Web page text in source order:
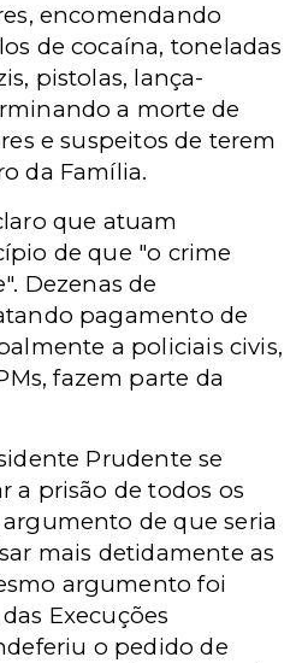
encomendando
de cocaína, toneladas
pistolas, lança-
a morte de
e suspeitos de terem
da Família.
que atuam
de que "o crime
Dezenas de
pagamento de
a policiais civis,
fazem parte da
Prudente se
a prisão de todos os
de que seria
mais detidamente as
argumento foi
Execuções
o pedido de